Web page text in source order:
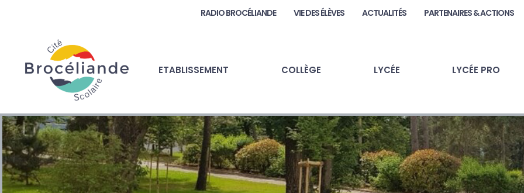
RADIO BROCÉLIANDE VIE DES ÉLÈVES ACTUALITÉS PARTENAIRES & ACTIONS
ETABLISSEMENT COLLÈGE LYCÉE LYCÉE PRO